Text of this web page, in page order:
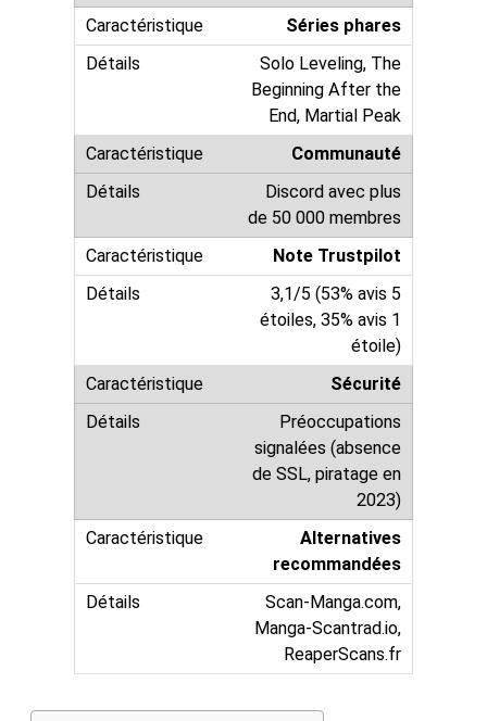
Séries phares
Solo Leveling, The
Beginning After the
End, Martial Peak
Communauté
Discord avec plus
de 50 000 membres
Note Trustpilot
3,1/5 (53% avis 5
étoiles, 35% avis 1
étoile)
Sécurité
Préoccupations
signalées (absence
de SSL, piratage en
2023)
Alternatives
recommandées
Scan-Manga.com,
Manga-Scantrad.io,
ReaperScans.fr